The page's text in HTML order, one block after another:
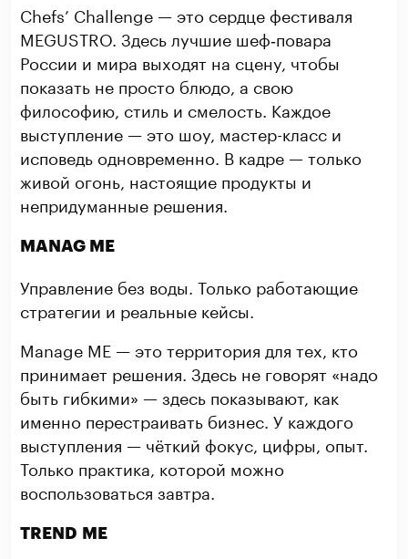
Chefs’ Challenge — это сердце фестиваля
MEGUSTRO. Здесь лучшие шеф‑повара
России и мира выходят на сцену, чтобы
показать не просто блюдо, а свою
философию, стиль и смелость. Каждое
выступление — это шоу, мастер-класс и
исповедь одновременно. В кадре — только
живой огонь, настоящие продукты и
непридуманные решения.
MANAG ME
Управление без воды. Только работающие
стратегии и реальные кейсы.
Manage ME — это территория для тех, кто
принимает решения. Здесь не говорят «надо
быть гибкими» — здесь показывают, как
именно перестраивать бизнес. У каждого
выступления — чёткий фокус, цифры, опыт.
Только практика, которой можно
воспользоваться завтра.
TREND ME